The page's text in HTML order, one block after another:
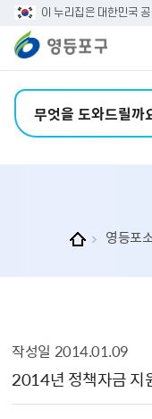
본문 바로가기
주메뉴 바로가기
이 누리집은 대한민국
영등포
작성일 2014.01.09
2014년 정책자금 지